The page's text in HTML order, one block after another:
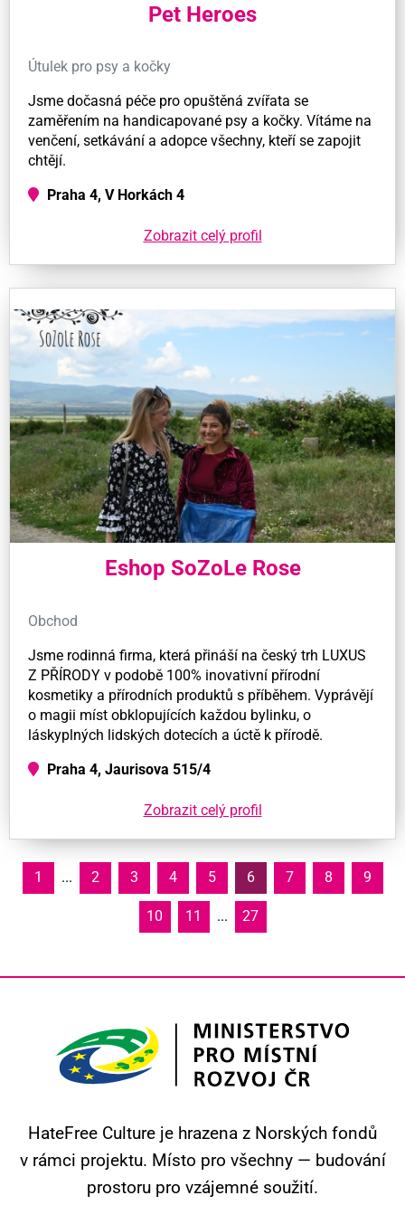
Pet Heroes
Útulek pro psy a kočky
Jsme dočasná péče pro opuštěná zvířata se
zaměřením na handicapované psy a kočky. Vítáme na
venčení, setkávání a adopce všechny, kteří se zapojit
chtějí.
Praha 4, V Horkách 4
Zobrazit celý profil
Eshop SoZoLe Rose
Obchod
Jsme rodinná firma, která přináší na český trh LUXUS
Z PŘÍRODY v podobě 100% inovativní přírodní
kosmetiky a přírodních produktů s příběhem. Vyprávějí
o magii míst obklopujících každou bylinku, o
láskyplných lidských dotecích a úctě k přírodě.
Praha 4, Jaurisova 515/4
Zobrazit celý profil
1 ... 2 3 4 5 6 7 8 9
10 11 ... 27
HateFree Culture je hrazena z Norských fondů
v rámci projektu. Místo pro všechny — budování
prostoru pro vzájemné soužití.